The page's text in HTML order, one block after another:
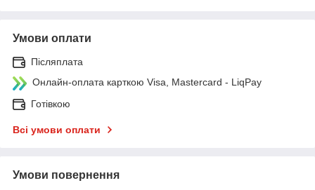
Умови оплати
Післяплата
Онлайн-оплата карткою Visa, Mastercard - LiqPay
Готівкою
Всі умови оплати
Умови повернення